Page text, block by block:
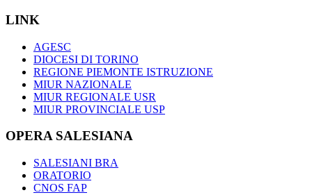
LINK
AGESC
DIOCESI DI TORINO
REGIONE PIEMONTE ISTRUZIONE
MIUR NAZIONALE
MIUR REGIONALE USR
MIUR PROVINCIALE USP
OPERA SALESIANA
SALESIANI BRA
ORATORIO
CNOS FAP